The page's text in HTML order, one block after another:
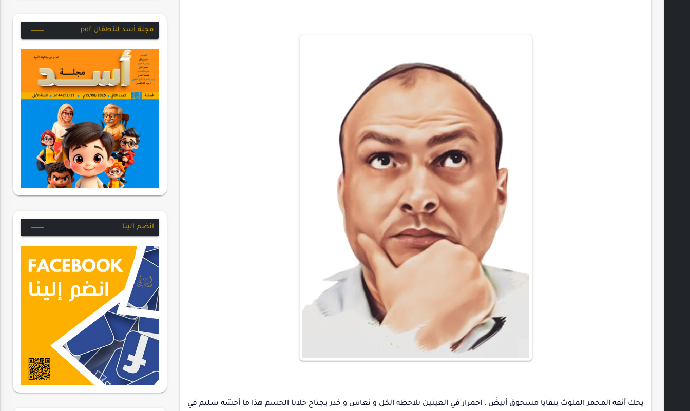
يحك أنفه المحمر الملوث ببقايا مسحوق أبيضَ ، احمرار في العينين يلاحظه الكل و نعاس و خدر يجتاح خلايا الجسم هذا ما أحسّه سليم في
مجلة أسد للأطفال pdf
انضم إلينا